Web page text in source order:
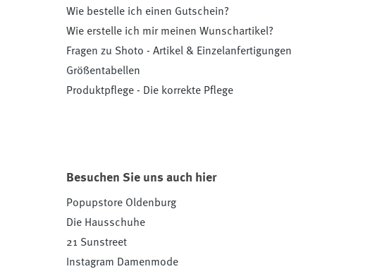
Wie bestelle ich einen Gutschein?
Wie erstelle ich mir meinen Wunschartikel?
Fragen zu Shoto - Artikel & Einzelanfertigungen
Größentabellen
Produktpflege - Die korrekte Pflege
Besuchen Sie uns auch hier
Popupstore Oldenburg
Die Hausschuhe
21 Sunstreet
Instagram Damenmode